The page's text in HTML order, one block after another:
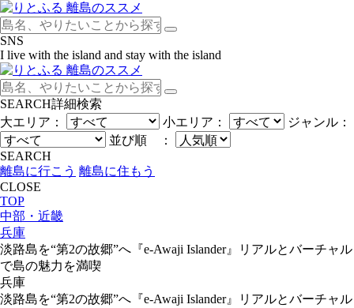
SNS
I live with the island and stay with the island
SEARCH詳細検索
大エリア：
小エリア：
ジャンル：
並び順 ：
SEARCH
離島に行こう 離島に住もう
CLOSE
TOP
中部・近畿
兵庫
淡路島を“第2の故郷”へ『e-Awaji Islander』リアルとバーチャル
で島の魅力を満喫
兵庫
淡路島を“第2の故郷”へ『e-Awaji Islander』リアルとバーチャル